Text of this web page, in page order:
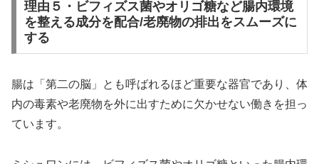
理由５・ビフィズス菌やオリゴ糖など腸内環境
を整える成分を配合/老廃物の排出をスムーズに
する
腸は「第二の脳」とも呼ばれるほど重要な器官であり、体
内の毒素や老廃物を外に出すために欠かせない働きを担っ
ています。